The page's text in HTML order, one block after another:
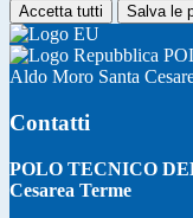
Accetta tutti Salva le
Aldo Moro Santa
Contatti
POLO TECNICO
Cesarea Terme